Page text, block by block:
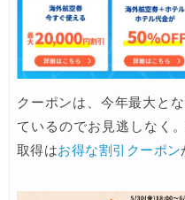
Peach) タイムセー
03/26 サプライス) 海外航
HIS) 海外航空券(東
03/25 Trip.com) 海外航空券
03/23 Trip.com) 航空券＋ホ
03/23 Trip.com) 海外航空券
クーポンは、今年最大と
ているのでお見逃しなく
取得はお得な割引クーポン